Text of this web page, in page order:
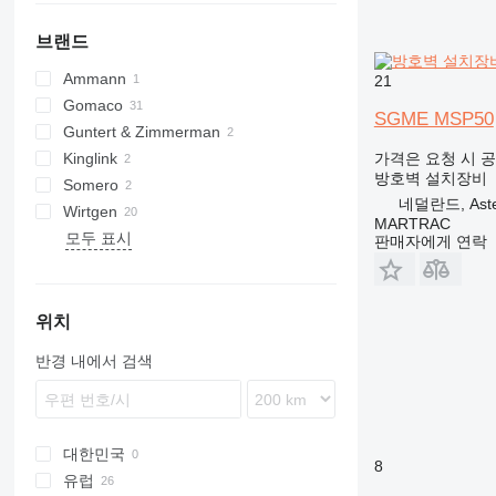
브랜드
Ammann
AFW
Gomaco
GT
Guntert & Zimmerman
Kinglink
Somero
S240
Wirtgen
SP
모두 표시
위치
반경 내에서 검색
대한민국
유럽
21
SGME MSP50
가격은 요청 시
방호벽 설치장비
네덜란드,
MARTRAC
판매자에게 연락
8